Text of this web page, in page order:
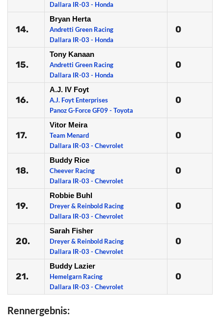
Dallara IR-03 - Honda
14.
Bryan Herta
Andretti Green Racing
Dallara IR-03 - Honda
0
15.
Tony Kanaan
Andretti Green Racing
Dallara IR-03 - Honda
0
16.
A.J. IV Foyt
A.J. Foyt Enterprises
Panoz G-Force GF09 - Toyota
0
17.
Vitor Meira
Team Menard
Dallara IR-03 - Chevrolet
0
18.
Buddy Rice
Cheever Racing
Dallara IR-03 - Chevrolet
0
19.
Robbie Buhl
Dreyer & Reinbold Racing
Dallara IR-03 - Chevrolet
0
20.
Sarah Fisher
Dreyer & Reinbold Racing
Dallara IR-03 - Chevrolet
0
21.
Buddy Lazier
Hemelgarn Racing
Dallara IR-03 - Chevrolet
0
Rennergebnis: